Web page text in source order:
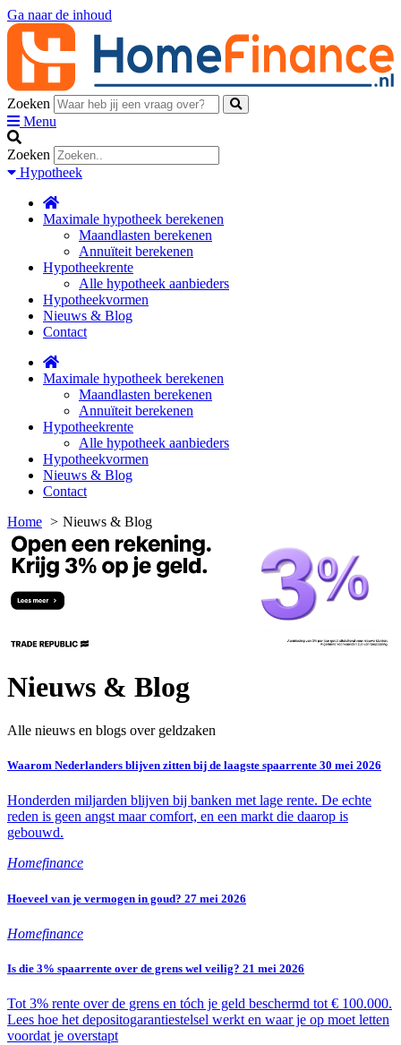
Ga naar de inhoud
Zoeken
Menu
Zoeken
Hypotheek
Maximale hypotheek berekenen
Maandlasten berekenen
Annuïteit berekenen
Hypotheekrente
Alle hypotheek aanbieders
Hypotheekvormen
Nieuws & Blog
Contact
Maximale hypotheek berekenen
Maandlasten berekenen
Annuïteit berekenen
Hypotheekrente
Alle hypotheek aanbieders
Hypotheekvormen
Nieuws & Blog
Contact
Home
Nieuws & Blog
Nieuws & Blog
Alle nieuws en blogs over geldzaken
Waarom Nederlanders blijven zitten bij de laagste spaarrente 30 mei 2026
Honderden miljarden blijven bij banken met lage rente. De echte
reden is geen angst maar comfort, en een markt die daarop is
gebouwd.
Homefinance
Hoeveel van je vermogen in goud? 27 mei 2026
Homefinance
Is die 3% spaarrente over de grens wel veilig? 21 mei 2026
Tot 3% rente over de grens en tóch je geld beschermd tot € 100.000.
Lees hoe het depositogarantiestelsel werkt en waar je op moet letten
voordat je overstapt